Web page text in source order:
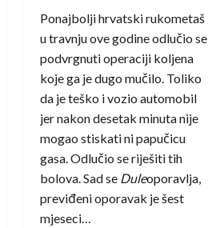
Ponajbolji hrvatski rukometaš
u travnju ove godine odlučio se
podvrgnuti operaciji koljena
koje ga je dugo mučilo. Toliko
da je teško i vozio automobil
jer nakon desetak minuta nije
mogao stiskati ni papučicu
gasa. Odlučio se riješiti tih
bolova. Sad se Duleoporavlja,
previđeni oporavak je šest
mjeseci…